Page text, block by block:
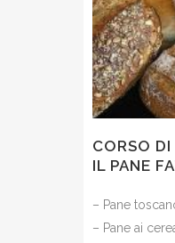
CORSO
IL PANE
– Pane
– Pane ai